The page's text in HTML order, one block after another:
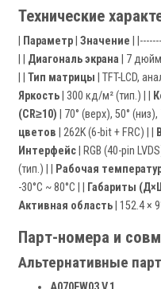
Технические
Параметр Значение |
Диагональ экрана | 7
Тип матрицы | TFT-LCD,
Яркость | 300 кд/м² (тип.) | |
(CR≥10) | 70° (верх), 50°
цветов | 262K (6-bit + FRC) | |
Интерфейс | RGB (40-pin
(тип.) | |
Рабочая
-30°C ~ 80°C | |
Габариты
Активная область | 152.4 ×
Парт-номера и
Альтернативные